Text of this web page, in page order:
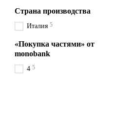
Страна производства
Италия 5
«Покупка частями» от
monobank
4 5